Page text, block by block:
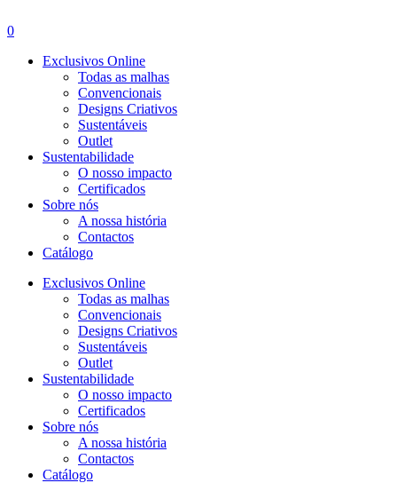
0
Exclusivos Online
Todas as malhas
Convencionais
Designs Criativos
Sustentáveis
Outlet
Sustentabilidade
O nosso impacto
Certificados
Sobre nós
A nossa história
Contactos
Catálogo
Exclusivos Online
Todas as malhas
Convencionais
Designs Criativos
Sustentáveis
Outlet
Sustentabilidade
O nosso impacto
Certificados
Sobre nós
A nossa história
Contactos
Catálogo